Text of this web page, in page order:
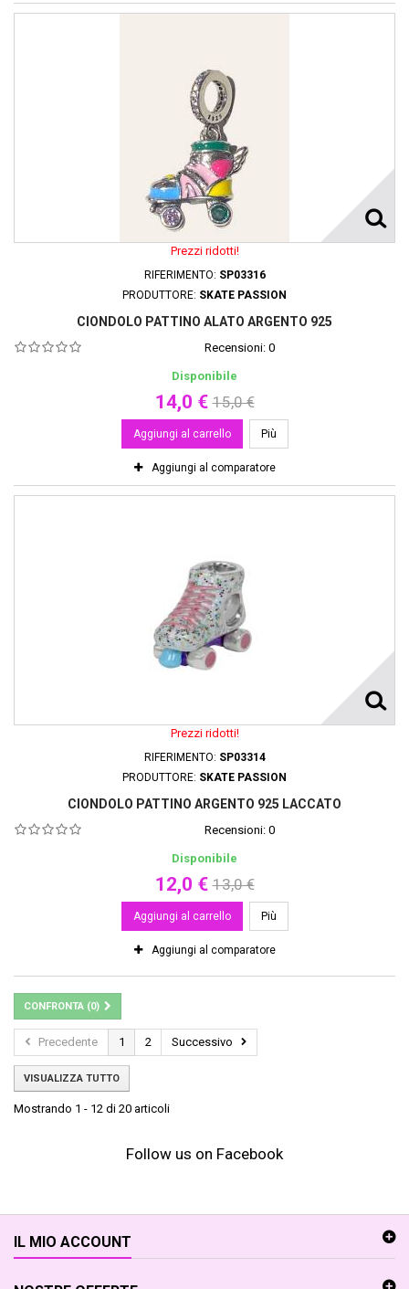
Prezzi ridotti!
RIFERIMENTO: SP03316
PRODUTTORE: SKATE PASSION
CIONDOLO PATTINO ALATO ARGENTO 925
Recensioni: 0
Disponibile
14,0 € 15,0 €
Aggiungi al carrello Più
Aggiungi al comparatore
Prezzi ridotti!
RIFERIMENTO: SP03314
PRODUTTORE: SKATE PASSION
CIONDOLO PATTINO ARGENTO 925 LACCATO
Recensioni: 0
Disponibile
12,0 € 13,0 €
Aggiungi al carrello Più
Aggiungi al comparatore
CONFRONTA (0)
Precedente 1 2 Successivo
VISUALIZZA TUTTO
Mostrando 1 - 12 di 20 articoli
Follow us on Facebook
IL MIO ACCOUNT